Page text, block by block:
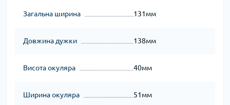
Загальна ширина 131мм
Довжина дужки 138мм
Висота окуляра 40мм
Ширина окуляра 51мм